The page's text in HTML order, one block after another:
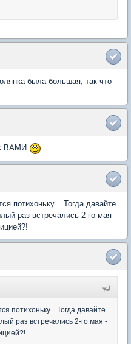
была большая, так что
ВАМИ
потихоньку... Тогда давайте
раз встречались 2-го мая -
потихоньку... Тогда давайте
раз встречались 2-го мая -